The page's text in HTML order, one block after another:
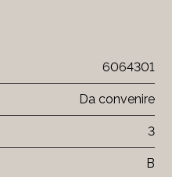
6064301
Da convenire
3
B